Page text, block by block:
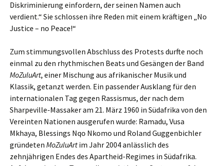
Diskriminierung einfordern, der seinen Namen auch
verdient.“ Sie schlossen ihre Reden mit einem kräftigen „No
Justice – no Peace!“
Zum stimmungsvollen Abschluss des Protests durfte noch
einmal zu den rhythmischen Beats und Gesängen der Band
MoZuluArt, einer Mischung aus afrikanischer Musik und
Klassik, getanzt werden. Ein passender Ausklang für den
internationalen Tag gegen Rassismus, der nach dem
Sharpeville-Massaker am 21. März 1960 in Südafrika von den
Vereinten Nationen ausgerufen wurde: Ramadu, Vusa
Mkhaya, Blessings Nqo Nkomo und Roland Guggenbichler
gründeten MoZuluArtim Jahr 2004 anlässlich des
zehnjährigen Endes des Apartheid-Regimes in Südafrika.